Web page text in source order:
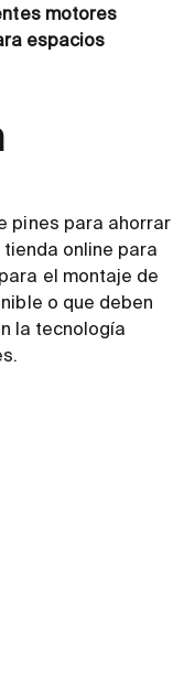
motores
espacios
pines para ahorrar
online para
el montaje de
o que deben
la tecnología